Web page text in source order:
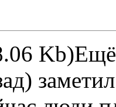
Ещё